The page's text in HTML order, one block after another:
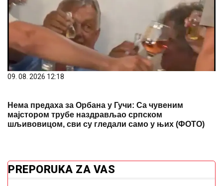
09. 08. 2026 12:18
Нема предаха за Орбана у Гучи: Са чувеним
мајстором трубе наздрављао српском
шљивовицом, сви су гледали само у њих (ФОТО)
PREPORUKA ZA VAS